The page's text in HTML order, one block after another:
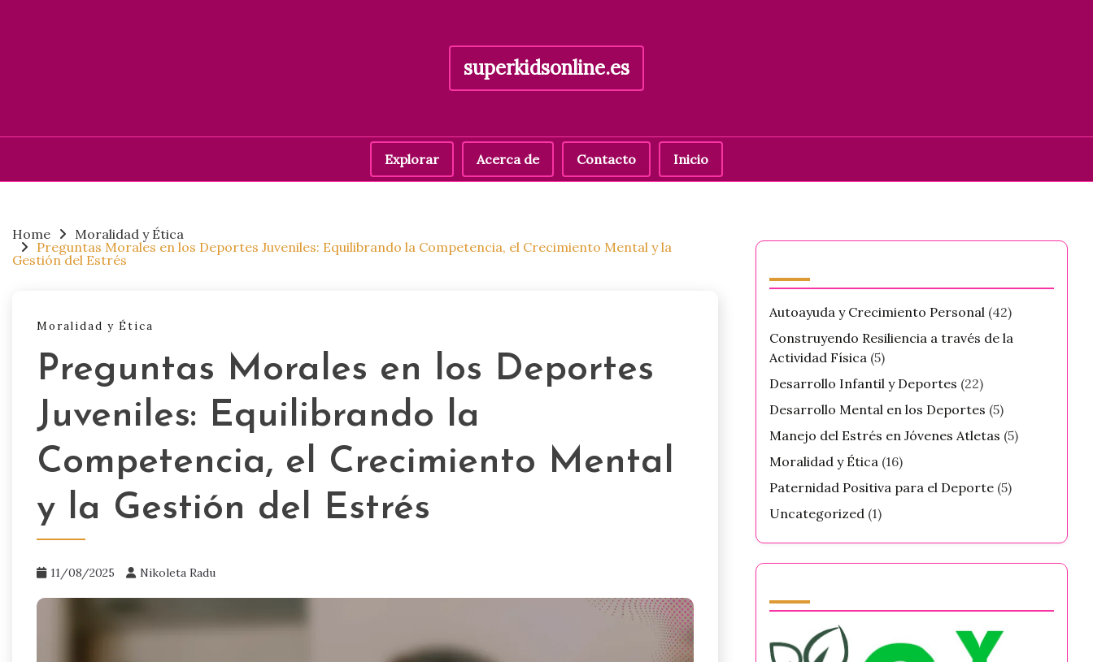
superkidsonline.es
Explorar Acerca de Contacto
Inicio
content
Home
Moralidad y Ética
Preguntas Morales en los Deportes Juveniles: Equilibrando la Competencia, el Crecimiento Mental y la
Gestión del Estrés
Moralidad y Ética
Preguntas Morales en los Deportes
Juveniles: Equilibrando la
Competencia, el Crecimiento Mental
y la Gestión del Estrés
11/08/2025 Nikoleta Radu
Autoayuda y Crecimiento Personal(42)
Construyendo Resiliencia a través de la
Actividad Física(5)
Desarrollo Infantil y Deportes (22)
Desarrollo Mental en los Deportes (5)
Manejo del Estrés en Jóvenes Atletas (5)
Moralidad y Ética(16)
Paternidad Positiva para el Deporte(5)
Uncategorized(1)